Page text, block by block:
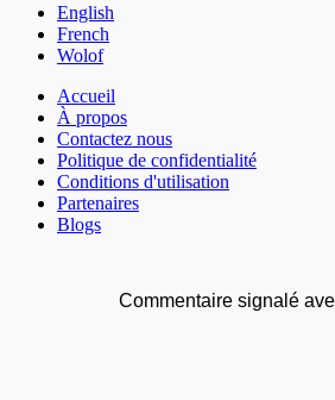
English
French
Wolof
Accueil
À propos
Contactez nous
Politique de confidentialité
Conditions d'utilisation
Partenaires
Blogs
Commentaire signalé